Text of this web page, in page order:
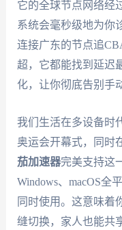
它的全球节点网络经
系统会毫秒级地为你
连接广东的节点追
超，它都能找到延迟
化，让你彻底告别手
我们生活在多设备时
奥运会开幕式，同时
茄加速器完美支持这
Windows、macOS全
同时使用。这意味着
缝切换，家人也能共